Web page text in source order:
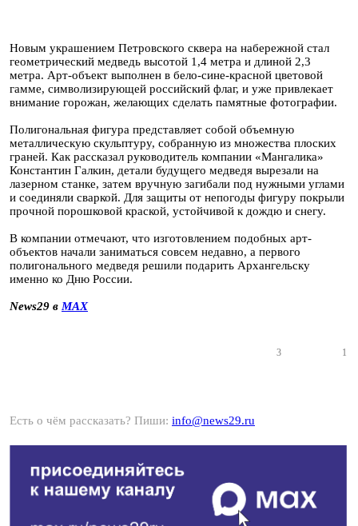
Новым украшением Петровского сквера на набережной стал
геометрический медведь высотой 1,4 метра и длиной 2,3
метра. Арт-объект выполнен в бело-сине-красной цветовой
гамме, символизирующей российский флаг, и уже привлекает
внимание горожан, желающих сделать памятные фотографии.
Полигональная фигура представляет собой объемную
металлическую скульптуру, собранную из множества плоских
граней. Как рассказал руководитель компании «Мангалика»
Константин Галкин, детали будущего медведя вырезали на
лазерном станке, затем вручную загибали под нужными углами
и соединяли сваркой. Для защиты от непогоды фигуру покрыли
прочной порошковой краской, устойчивой к дождю и снегу.
В компании отмечают, что изготовлением подобных арт-
объектов начали заниматься совсем недавно, а первого
полигонального медведя решили подарить Архангельску
именно ко Дню России.
News29 в MAX
3 1
Есть о чём рассказать? Пиши: info@news29.ru